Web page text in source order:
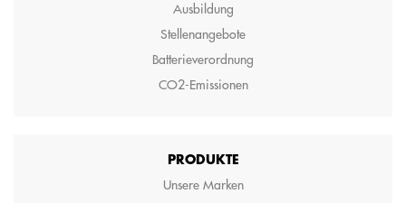
Ausbildung
Stellenangebote
Batterieverordnung
CO2-Emissionen
PRODUKTE
Unsere Marken